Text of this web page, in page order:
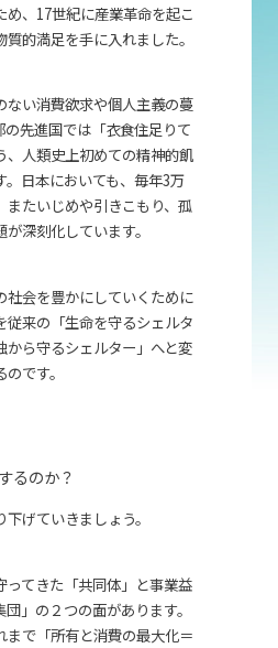
、17世紀に産業革命を起こ
的満足を手に入れました。
ない消費欲求や個人主義の蔓
先進国では「衣食住足りて
、人類史上初めての精神的飢
日本においても、毎年3万
またいじめや引きこもり、孤
深刻化しています。
社会を豊かにしていくために
従来の「生命を守るシェルタ
から守るシェルター」へと変
です。
るのか？
げていきましょう。
ってきた「共同体」と事業益
」の２つの面があります。
まで「所有と消費の最大化＝